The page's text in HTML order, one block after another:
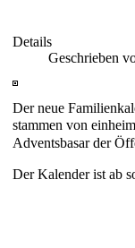
Details
Geschrieben
Der neue
stammen von
Adventsbasar der
Der Kalender ist ab